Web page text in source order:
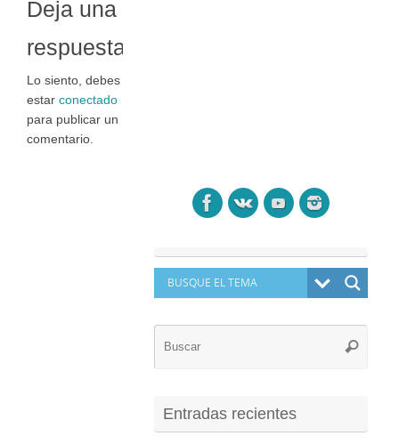
Deja una
respuesta
Lo siento, debes
estar conectado
para publicar un
comentario.
Buscar
Entradas recientes